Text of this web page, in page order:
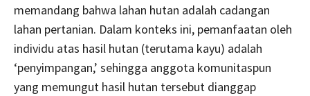
memandang bahwa lahan hutan adalah cadangan
lahan pertanian. Dalam konteks ini, pemanfaatan oleh
individu atas hasil hutan (terutama kayu) adalah
‘penyimpangan,’ sehingga anggota komunitaspun
yang memungut hasil hutan tersebut dianggap